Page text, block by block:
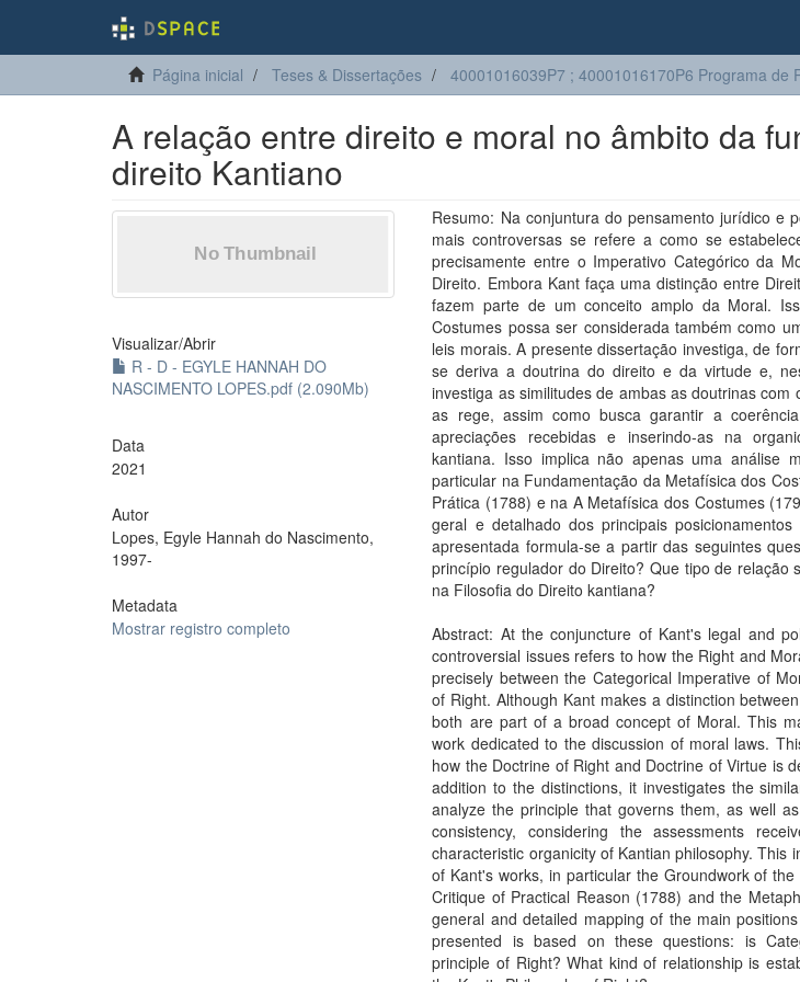
Página inicial Teses & Dissertações 40001016039P7 ; 40001016170P6 Programa de
A relação entre direito e moral no âmbito da
direito Kantiano
Visualizar/Abrir
R - D - EGYLE HANNAH DO
NASCIMENTO LOPES.pdf (2.090Mb)
Data
2021
Autor
Lopes, Egyle Hannah do Nascimento,
1997-
Metadata
Mostrar registro completo
Resumo: Na conjuntura do pensamento jurídico e
mais controversas se refere a como se
precisamente entre o Imperativo Categórico da
Direito. Embora Kant faça uma distinção entre
fazem parte de um conceito amplo da Moral.
Costumes possa ser considerada também como
leis morais. A presente dissertação investiga, de
se deriva a doutrina do direito e da virtude e,
investiga as similitudes de ambas as doutrinas
as rege, assim como busca garantir a
apreciações recebidas e inserindo-as na
kantiana. Isso implica não apenas uma análise
particular na Fundamentação da Metafísica dos
Prática (1788) e na A Metafísica dos Costumes
geral e detalhado dos principais
apresentada formula-se a partir das seguintes
princípio regulador do Direito? Que tipo de relação
na Filosofia do Direito kantiana?
Abstract: At the conjuncture of Kant's legal and
controversial issues refers to how the Right and
precisely between the Categorical Imperative of
of Right. Although Kant makes a distinction
both are part of a broad concept of Moral. This
work dedicated to the discussion of moral laws.
how the Doctrine of Right and Doctrine of Virtue is
addition to the distinctions, it investigates the
analyze the principle that governs them, as well
consistency, considering the assessments
characteristic organicity of Kantian philosophy. This
of Kant's works, in particular the Groundwork of
Critique of Practical Reason (1788) and the
general and detailed mapping of the main
presented is based on these questions: is
principle of Right? What kind of relationship is